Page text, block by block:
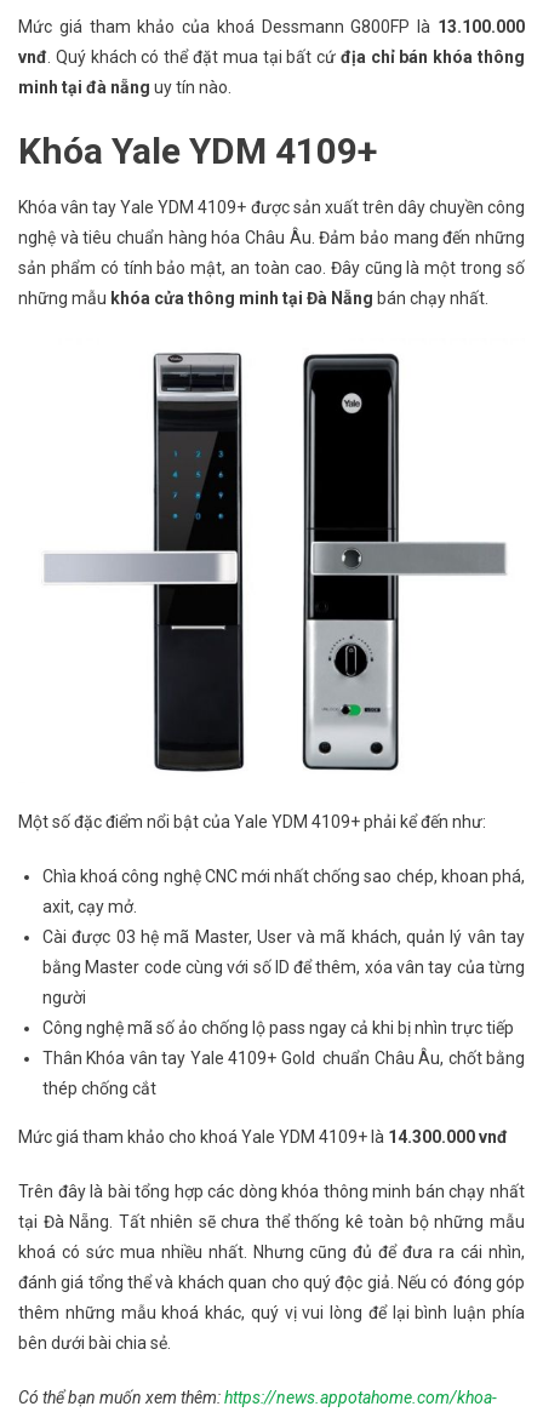
Mức giá tham khảo của khoá Dessmann G800FP là 13.100.000
vnđ. Quý khách có thể đặt mua tại bất cứ địa chỉ bán khóa thông
minh tại đà nẵng uy tín nào.
Khóa Yale YDM 4109+
Khóa vân tay Yale YDM 4109+ được sản xuất trên dây chuyền công
nghệ và tiêu chuẩn hàng hóa Châu Âu. Đảm bảo mang đến những
sản phẩm có tính bảo mật, an toàn cao. Đây cũng là một trong số
những mẫu khóa cửa thông minh tại Đà Nẵng bán chạy nhất.
Một số đặc điểm nổi bật của Yale YDM 4109+ phải kể đến như:
Chìa khoá công nghệ CNC mới nhất chống sao chép, khoan phá,
axit, cạy mở.
Cài được 03 hệ mã Master, User và mã khách, quản lý vân tay
bằng Master code cùng với số ID để thêm, xóa vân tay của từng
người
Công nghệ mã số ảo chống lộ pass ngay cả khi bị nhìn trực tiếp
Thân Khóa vân tay Yale 4109+ Gold chuẩn Châu Âu, chốt bằng
thép chống cắt
Mức giá tham khảo cho khoá Yale YDM 4109+ là 14.300.000 vnđ
Trên đây là bài tổng hợp các dòng khóa thông minh bán chạy nhất
tại Đà Nẵng. Tất nhiên sẽ chưa thể thống kê toàn bộ những mẫu
khoá có sức mua nhiều nhất. Nhưng cũng đủ để đưa ra cái nhìn,
đánh giá tổng thể và khách quan cho quý độc giả. Nếu có đóng góp
thêm những mẫu khoá khác, quý vị vui lòng để lại bình luận phía
bên dưới bài chia sẻ.
Có thể bạn muốn xem thêm:https://news.appotahome.com/khoa-